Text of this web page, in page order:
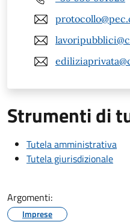
Strumenti di
Tutela amministrativa
Tutela giurisdizionale
Argomenti:
Imprese